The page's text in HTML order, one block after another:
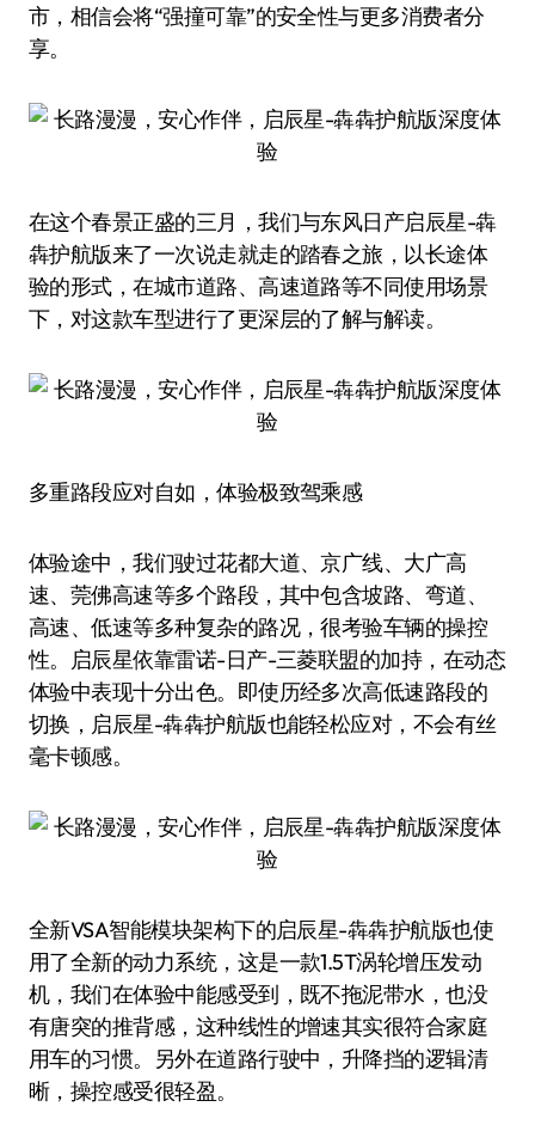
市，相信会将“强撞可靠”的安全性与更多消费者分
享。
在这个春景正盛的三月，我们与东风日产启辰星-犇
犇护航版来了一次说走就走的踏春之旅，以长途体
验的形式，在城市道路、高速道路等不同使用场景
下，对这款车型进行了更深层的了解与解读。
多重路段应对自如，体验极致驾乘感
体验途中，我们驶过花都大道、京广线、大广高
速、莞佛高速等多个路段，其中包含坡路、弯道、
高速、低速等多种复杂的路况，很考验车辆的操控
性。启辰星依靠雷诺-日产-三菱联盟的加持，在动态
体验中表现十分出色。即使历经多次高低速路段的
切换，启辰星-犇犇护航版也能轻松应对，不会有丝
毫卡顿感。
全新VSA智能模块架构下的启辰星-犇犇护航版也使
用了全新的动力系统，这是一款1.5T涡轮增压发动
机，我们在体验中能感受到，既不拖泥带水，也没
有唐突的推背感，这种线性的增速其实很符合家庭
用车的习惯。另外在道路行驶中，升降挡的逻辑清
晰，操控感受很轻盈。